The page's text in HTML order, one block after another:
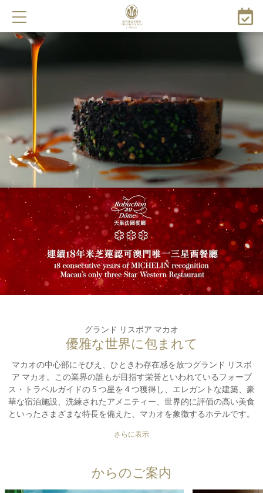
に
グランド リスボア マカオ
優雅な世界に包まれて
マカオの中心部にそびえ、ひときわ存在感を放つグランド リスボ
ア マカオ。この業界の誰もが目指す栄誉といわれているフォーブ
ス・トラベルガイドの 5 つ星を 4 つ獲得し、エレガントな建築、豪
華な宿泊施設、洗練されたアメニティー、世界的に評価の高い美食
といったさまざまな特長を備えた、マカオを象徴するホテルです。
ジア屈指のホテルで、洗練されたレジャーを体験してみませんか。
さらに表示
からのご案内